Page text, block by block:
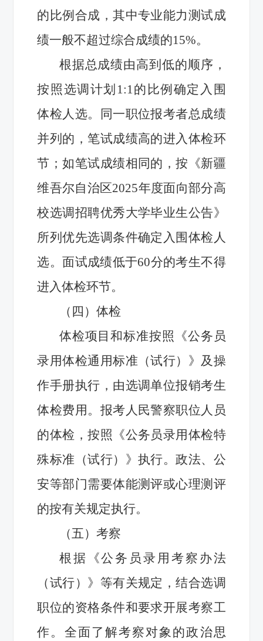
的比例合成，其中专业能力测试成
绩一般不超过综合成绩的15%。
根据总成绩由高到低的顺序，
按照选调计划1:1的比例确定入围
体检人选。同一职位报考者总成绩
并列的，笔试成绩高的进入体检环
节；如笔试成绩相同的，按《新疆
维吾尔自治区2025年度面向部分高
校选调招聘优秀大学毕业生公告》
所列优先选调条件确定入围体检人
选。面试成绩低于60分的考生不得
进入体检环节。
（四）体检
体检项目和标准按照《公务员
录用体检通用标准（试行）》及操
作手册执行，由选调单位报销考生
体检费用。报考人民警察职位人员
的体检，按照《公务员录用体检特
殊标准（试行）》执行。政法、公
安等部门需要体能测评或心理测评
的按有关规定执行。
（五）考察
根据《公务员录用考察办法
（试行）》等有关规定，结合选调
职位的资格条件和要求开展考察工
作。全面了解考察对象的政治思